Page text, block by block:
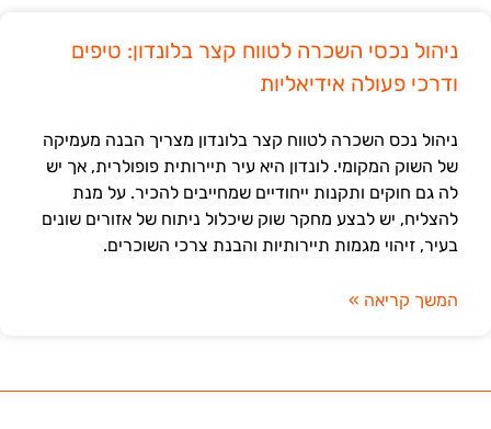
ניהול נכסי השכרה לטווח קצר בלונדון: טיפים
ודרכי פעולה אידיאליות
ניהול נכס השכרה לטווח קצר בלונדון מצריך הבנה מעמיקה
של השוק המקומי. לונדון היא עיר תיירותית פופולרית, אך יש
לה גם חוקים ותקנות ייחודיים שמחייבים להכיר. על מנת
להצליח, יש לבצע מחקר שוק שיכלול ניתוח של אזורים שונים
בעיר, זיהוי מגמות תיירותיות והבנת צרכי השוכרים.
המשך קריאה »